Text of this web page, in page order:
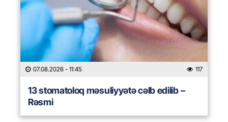
07.08.2026 - 11:45 117
13 stomatoloq məsuliyyətə cəlb edilib –
Rəsmi